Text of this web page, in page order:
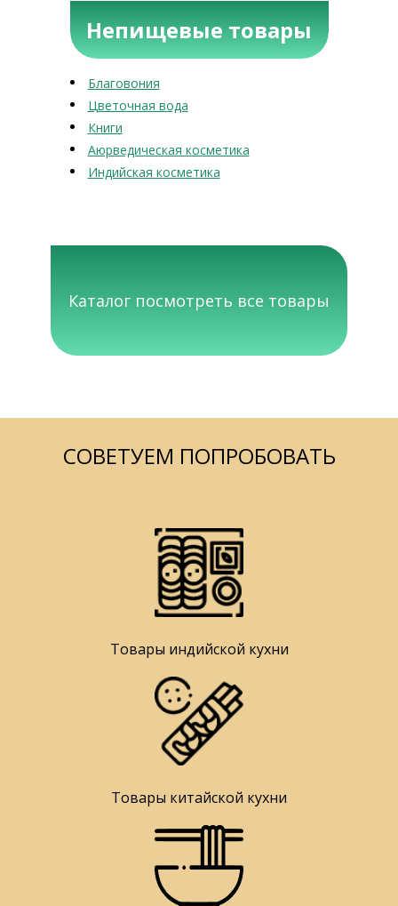
Непищевые товары
Благовония
Цветочная вода
Книги
Аюрведическая косметика
Индийская косметика
Каталог посмотреть все товары
СОВЕТУЕМ ПОПРОБОВАТЬ
Товары индийской кухни
Товары китайской кухни